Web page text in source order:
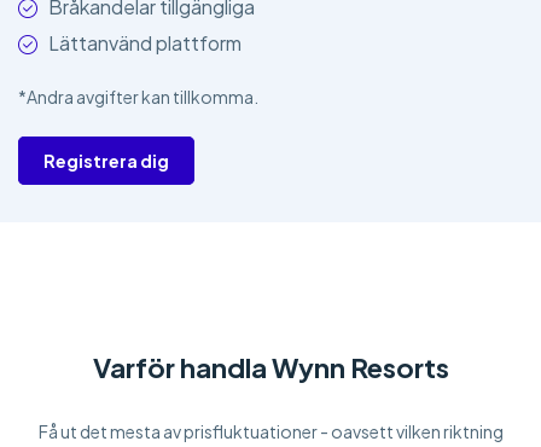
Bråkandelar tillgängliga
Lättanvänd plattform
*Andra avgifter kan tillkomma.
Registrera dig
Varför handla Wynn Resorts
Få ut det mesta av prisfluktuationer - oavsett vilken riktning